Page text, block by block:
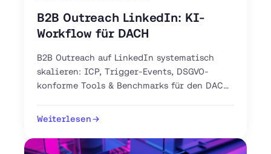
B2B Outreach LinkedIn: KI-
Workflow für DACH
B2B Outreach auf LinkedIn systematisch
skalieren: ICP, Trigger-Events, DSGVO-
konforme Tools & Benchmarks für den DACH-
Weiterlesen